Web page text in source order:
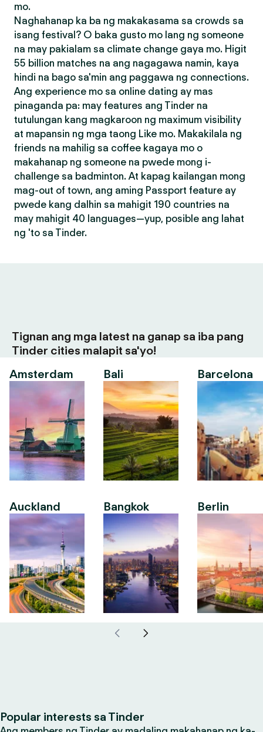
mo.
Naghahanap ka ba ng makakasama sa crowds sa
isang festival? O baka gusto mo lang ng someone
na may pakialam sa climate change gaya mo. Higit
55 billion matches na ang nagagawa namin, kaya
hindi na bago sa'min ang paggawa ng connections.
Ang experience mo sa online dating ay mas
pinaganda pa: may features ang Tinder na
tutulungan kang magkaroon ng maximum visibility
at mapansin ng mga taong Like mo. Makakilala ng
friends na mahilig sa coffee kagaya mo o
makahanap ng someone na pwede mong i-
challenge sa badminton. At kapag kailangan mong
mag-out of town, ang aming Passport feature ay
pwede kang dalhin sa mahigit 190 countries na
may mahigit 40 languages—yup, posible ang lahat
ng 'to sa Tinder.
Tignan ang mga latest na ganap sa iba pang
Tinder cities malapit sa'yo!
Amsterdam
Auckland
Bali
Bangkok
Barcelona
Berlin
Popular interests sa Tinder